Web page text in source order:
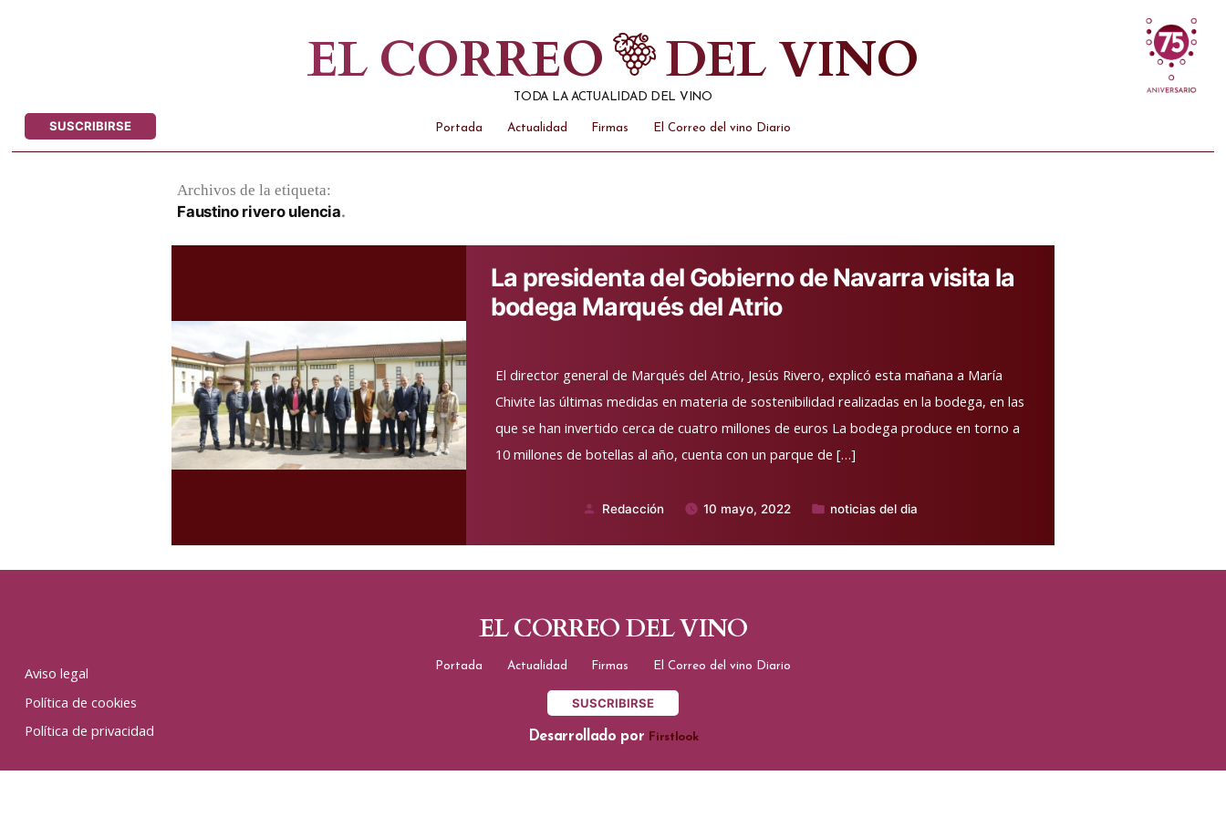
EL CORREO DEL VINO
TODA LA ACTUALIDAD DEL VINO
SUSCRIBIRSE Portada Actualidad Firmas El Correo del vino Diario
Archivos de la etiqueta:
Faustino rivero ulencia
La presidenta del Gobierno de Navarra visita la
bodega Marqués del Atrio
El director general de Marqués del Atrio, Jesús Rivero, explicó esta mañana a María
Chivite las últimas medidas en materia de sostenibilidad realizadas en la bodega, en las
que se han invertido cerca de cuatro millones de euros La bodega produce en torno a
10 millones de botellas al año, cuenta con un parque de […]
Publicado
Redacción 10 mayo, 2022
Publicado
noticias del dia
Aviso legal
Política de cookies
Política de privacidad
EL CORREO DEL VINO
Portada Actualidad Firmas El Correo del vino Diario
SUSCRIBIRSE
Desarrollado por Firstlook